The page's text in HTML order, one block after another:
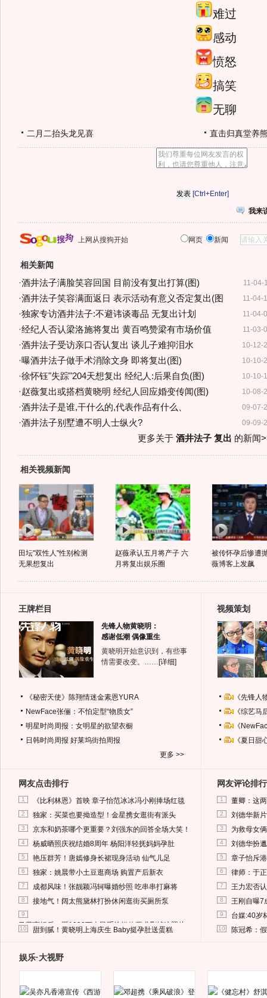
难过
感动
愤怒
搞笑
无聊
二月二抬头龙见喜 直击归真堂养
[Ctrl+Enter]
我来
上网从搜狗开始 网页 新闻
相关新闻
11-04-
·酒井法子满脸笑容回国 目前没有复出打算(图)
11-04-
·酒井法子笑容满面返日 表示活动有意义否定复出(图
11-04-
·独家专访酒井法子:不避讳谈毒品 无复出计划
11-03-
·经纪人否认梁洛施将复出 黄百鸣赞梁有市场价值
10-12-
·酒井法子受访亲口否认复出 谈儿子难抑泪水
10-10-
·曝酒井法子做手术消除文身 即将复出(图)
10-10-
·徐怀钰"失踪"204天想复出 经纪人:后果自负(图)
10-08-
·赵薇复出或搭档黄晓明 经纪人回应婚变传闻(图)
09-07-
·酒井法子是谁,干什么的,代表作品有什么、
09-09-
·酒井法子别墅遭不明人士纵火?
更多关于 酒井法子 复出 的新闻
相关视频新闻
田坛"双性人"性别检测
无果想复出
赵薇承认五月将产子 六
月将复出娱乐圈
被传怀孕后惨遭
薇博客上发飙
王牌栏目
先锋人物黄晓明：
感谢低潮 偶像重生
黄晓明开始意识到，有些事
情需要改变。…… [详细]
《秘密天使》陈翔情迷金素恩YURA
NewFace张俪：不怕定型“物质女”
明星时尚周报：女明星的欲望衣橱
日韩时尚周报 好莱坞街拍周报
更多 >>
视频策划
《先锋
《综艺
《
《夏日
网友点击排行
1 《比利林恩》首映 章子怡范冰冰冯小刚捧场红毯
2 独家：买菜也要拗造型！金星携女逛街有派头
3 京东和奶茶哪个更重要？刘强东的回答全场大笑！
4 杨威晒照庆祝结婚8周年 杨阳洋轻抚妈妈孕肚
5 艳压群芳！唐嫣修身长裙现身活动 仙气儿足
6 独家：姚晨带小土豆逛商场 购置产后新衣
7 成都风味！张靓颖冯轲曝婚纱照 吃串串打麻将
8 接地气！阔太熊黛林打扮休闲逛街买厕所泵
9
马蓉离婚后，砸1000万人民币给媒体要求删掉这照片
10 甜到腻！黄晓明上海庆生 Baby挺孕肚送蛋糕
网友评论排行
1 董卿：这
2 刘德华新
3 为救母女
4 刘德华扮
5 章子怡斥
6 律师：于
7 王力宏否
8 王刚自曝7
9 台媒:40岁
10 陈冠希：
娱乐·大视野